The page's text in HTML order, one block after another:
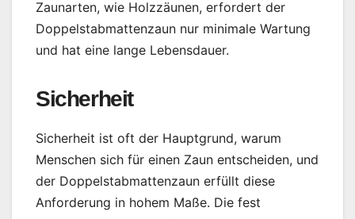
Zaunarten, wie Holzzäunen, erfordert der
Doppelstabmattenzaun nur minimale Wartung
und hat eine lange Lebensdauer.
Sicherheit
Sicherheit ist oft der Hauptgrund, warum
Menschen sich für einen Zaun entscheiden, und
der Doppelstabmattenzaun erfüllt diese
Anforderung in hohem Maße. Die fest